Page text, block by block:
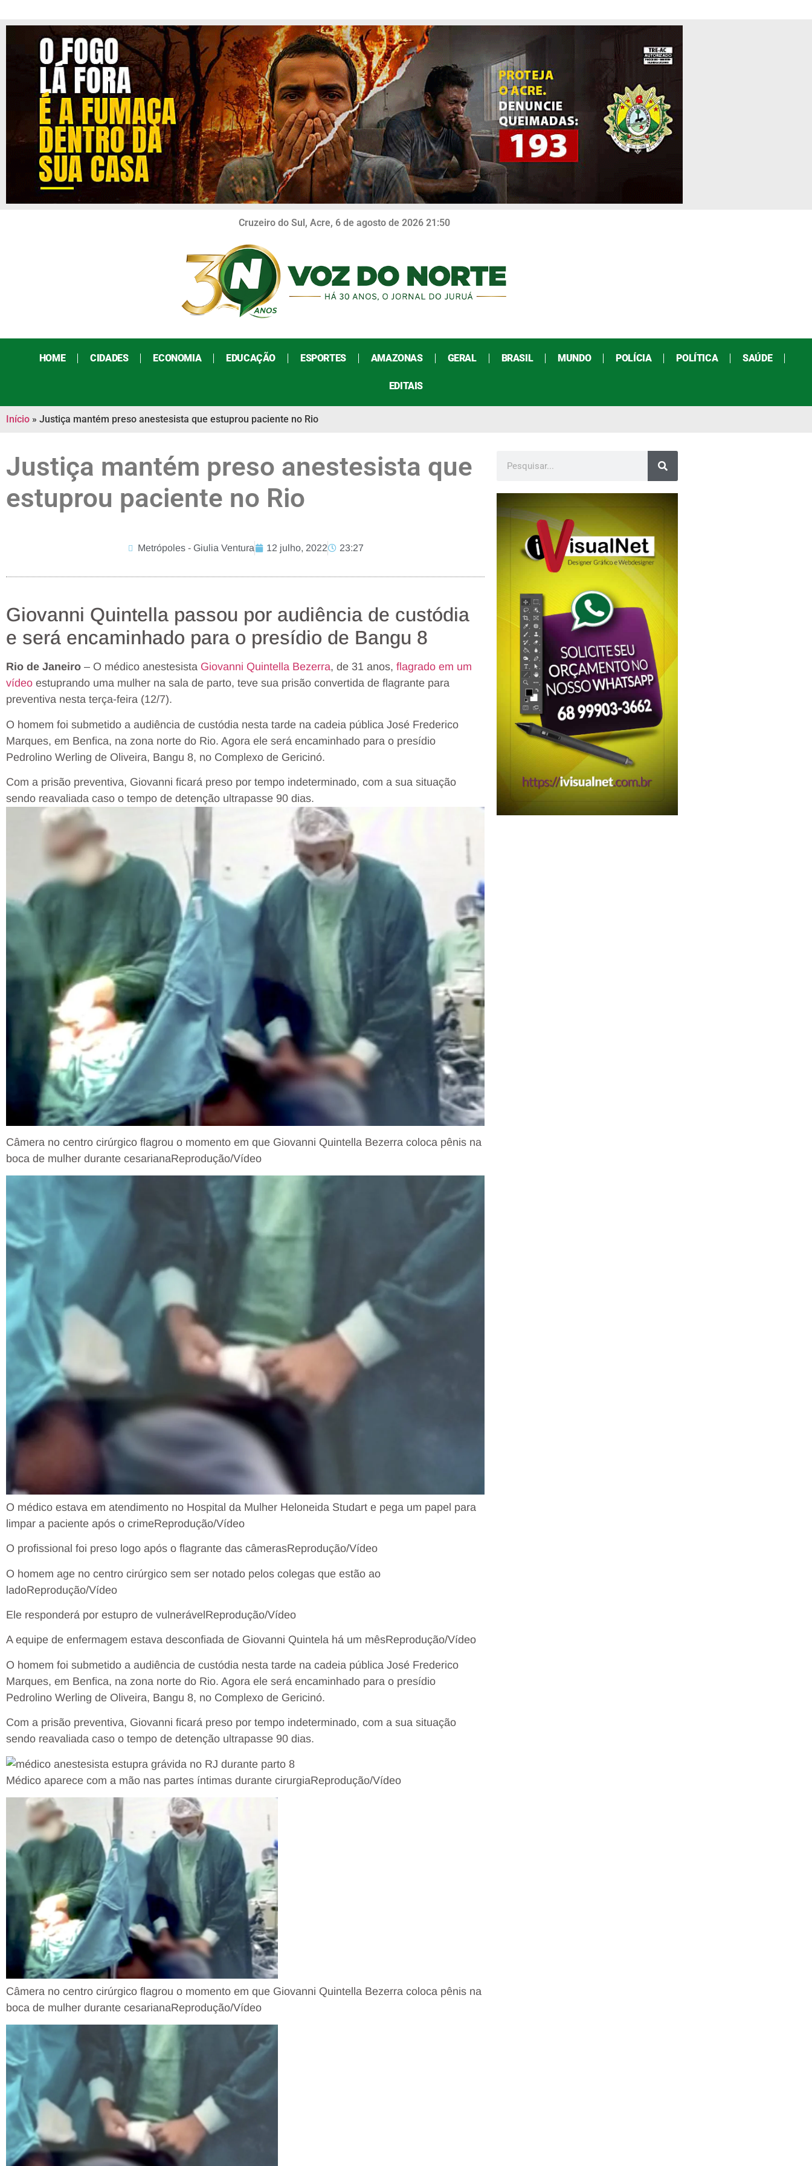
Cruzeiro do Sul, Acre, 6 de agosto de 2026 21:50
HOME CIDADES ECONOMIA EDUCAÇÃO ESPORTES AMAZONAS GERAL BRASIL MUNDO POLÍCIA POLÍTICA SAÚDE
EDITAIS
Início » Justiça mantém preso anestesista que estuprou paciente no Rio
Justiça mantém preso anestesista que
estuprou paciente no Rio
Metrópoles - Giulia Ventura 12 julho, 2022 23:27
Giovanni Quintella passou por audiência de custódia
e será encaminhado para o presídio de Bangu 8
Rio de Janeiro – O médico anestesista Giovanni Quintella Bezerra, de 31 anos, flagrado em um
vídeo estuprando uma mulher na sala de parto, teve sua prisão convertida de flagrante para
preventiva nesta terça-feira (12/7).
O homem foi submetido a audiência de custódia nesta tarde na cadeia pública José Frederico
Marques, em Benfica, na zona norte do Rio. Agora ele será encaminhado para o presídio
Pedrolino Werling de Oliveira, Bangu 8, no Complexo de Gericinó.
Com a prisão preventiva, Giovanni ficará preso por tempo indeterminado, com a sua situação
sendo reavaliada caso o tempo de detenção ultrapasse 90 dias.
Câmera no centro cirúrgico flagrou o momento em que Giovanni Quintella Bezerra coloca pênis na
boca de mulher durante cesarianaReprodução/Vídeo
O médico estava em atendimento no Hospital da Mulher Heloneida Studart e pega um papel para
limpar a paciente após o crimeReprodução/Vídeo
O profissional foi preso logo após o flagrante das câmerasReprodução/Vídeo
O homem age no centro cirúrgico sem ser notado pelos colegas que estão ao
ladoReprodução/Vídeo
Ele responderá por estupro de vulnerável Reprodução/Vídeo
A equipe de enfermagem estava desconfiada de Giovanni Quintela há um mêsReprodução/Vídeo
O homem foi submetido a audiência de custódia nesta tarde na cadeia pública José Frederico
Marques, em Benfica, na zona norte do Rio. Agora ele será encaminhado para o presídio
Pedrolino Werling de Oliveira, Bangu 8, no Complexo de Gericinó.
Com a prisão preventiva, Giovanni ficará preso por tempo indeterminado, com a sua situação
sendo reavaliada caso o tempo de detenção ultrapasse 90 dias.
Médico aparece com a mão nas partes íntimas durante cirurgiaReprodução/Vídeo
Câmera no centro cirúrgico flagrou o momento em que Giovanni Quintella Bezerra coloca pênis na
boca de mulher durante cesarianaReprodução/Vídeo